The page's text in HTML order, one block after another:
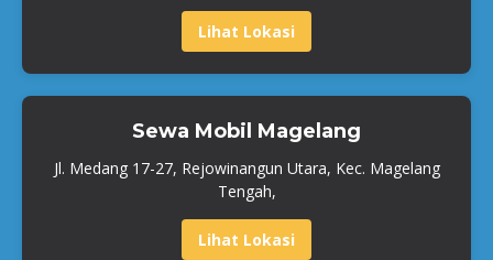
Lihat Lokasi
Sewa Mobil Magelang
Jl. Medang 17-27, Rejowinangun Utara, Kec. Magelang
Tengah,
Lihat Lokasi